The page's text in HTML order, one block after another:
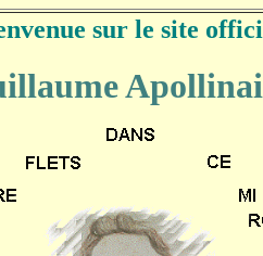
sur le site